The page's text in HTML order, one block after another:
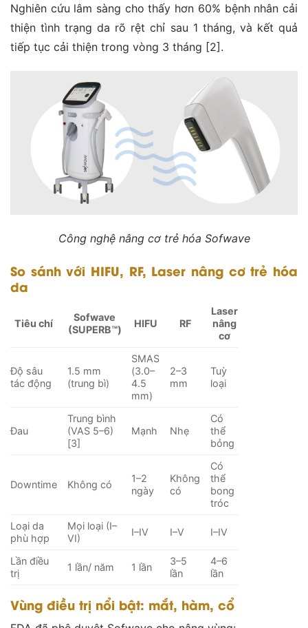
Nghiên cứu lâm sàng cho thấy hơn 60% bệnh nhân cải
thiện tình trạng da rõ rệt chỉ sau 1 tháng, và kết quả
tiếp tục cải thiện trong vòng 3 tháng [2].
Công nghệ nâng cơ trẻ hóa Sofwave
So sánh với HIFU, RF, Laser nâng cơ trẻ hóa
da
Tiêu chí
Sofwave
(SUPERB™)
HIFU RF
Laser
nâng
cơ
Độ sâu
tác động
1.5 mm
(trung bì)
SMAS
(3.0–
4.5
mm)
2–3
mm
Tuỳ
loại
Đau
Trung bình
(VAS 5–6)
[3]
Mạnh Nhẹ
Có
thể
bỏng
Downtime Không có
1–2
ngày
Không
có
Có
thể
bong
tróc
Loại da
phù hợp
Mọi loại (I–
VI)
I–IV I–V I–IV
Lần điều
trị
1 lần/ năm 1 lần
3–5
lần
4–6
lần
Vùng điều trị nổi bật: mắt, hàm, cổ